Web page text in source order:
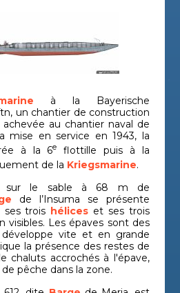
à la Bayerische
un chantier de construction
au chantier naval de
mise en service en 1943, la
à la 6e
flottille puis à la
de la Kriegsmarine.
sur le sable à 68 m de
de l’Insuma se présente
ses trois hélices et ses trois
visibles. Les épaves sont des
vite et en grande
la présence des restes de
chaluts accrochés à l'épave,
pêche dans la zone.